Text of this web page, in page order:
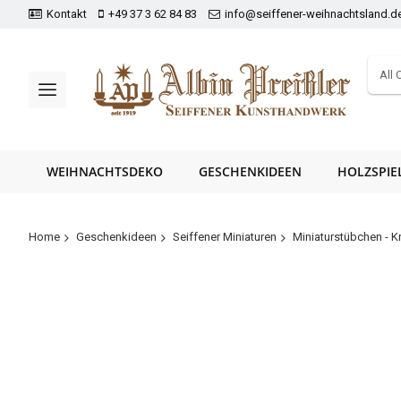
Kontakt +49 37 3 62 84 83 info@seiffener-
All
WEIHNACHTSDEKO GESCHENKIDEEN
Home Geschenkideen Seiffener Miniaturen Miniaturstübchen -